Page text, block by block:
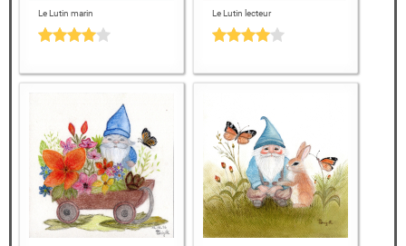
Le Lutin marin Le Lutin lecteur